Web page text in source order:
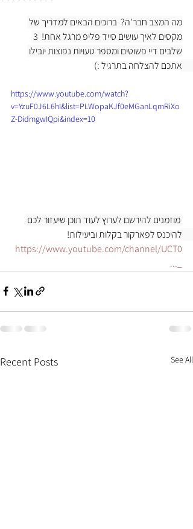
מה המצב חבר'ה?  ברוכים הבאים למדריך של
שלבים דיי פשוטים ומספר טעויות נפוצות יובילו
אתכם להצלחה בתרגיל :)
https://www.youtube.com/watch?
v=YzuF0J6L6hI&list=PLWopaKJf0eMGanLqmRiXo
Z-DidmgwIQpi&index=10
מוזמנים להירשם לערוץ לעוד תוכן שיעזור לכם
להיכנס לפארקור בקלות וביעילות!
https://www.youtube.com/channel/UCT0
_...
Recent Posts See All